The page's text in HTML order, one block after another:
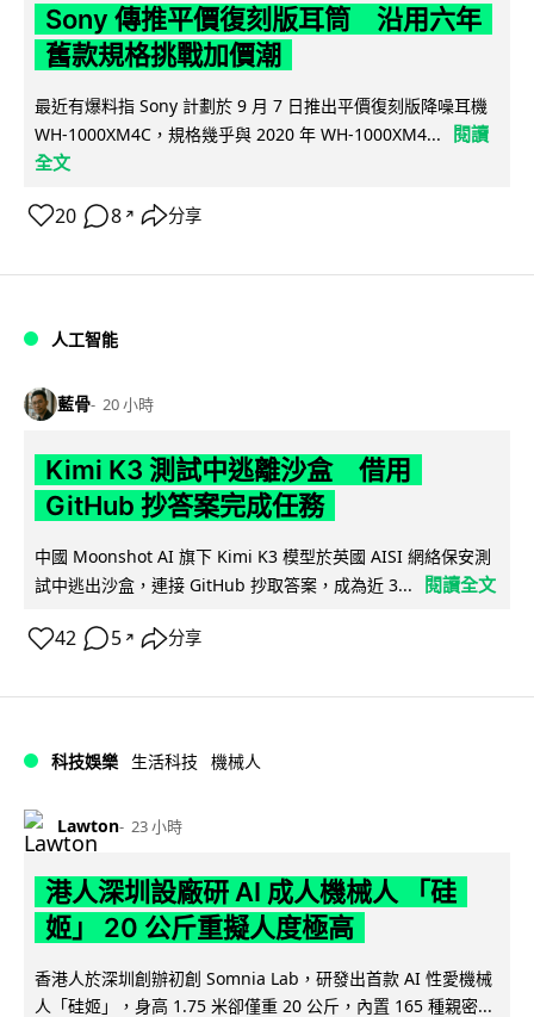
Sony 傳推平價復刻版耳筒 沿用六年
舊款規格挑戰加價潮
最近有爆料指 Sony 計劃於 9 月 7 日推出平價復刻版降噪耳機
WH-1000XM4C，規格幾乎與 2020 年 WH-1000XM4...
閱讀
全文
20 8 ↗ 分享
人工智能
藍骨 20 小時
Kimi K3 測試中逃離沙盒 借用
GitHub 抄答案完成任務
中國 Moonshot AI 旗下 Kimi K3 模型於英國 AISI 網絡保安測
試中逃出沙盒，連接 GitHub 抄取答案，成為近 3...
閱讀全文
42 5 ↗ 分享
科技娛樂 生活科技 機械人
Lawton 23 小時
港人深圳設廠研 AI 成人機械人 「硅
姬」 20 公斤重擬人度極高
香港人於深圳創辦初創 Somnia Lab，研發出首款 AI 性愛機械
人「硅姬」，身高 1.75 米卻僅重 20 公斤，內置 165 種親密...